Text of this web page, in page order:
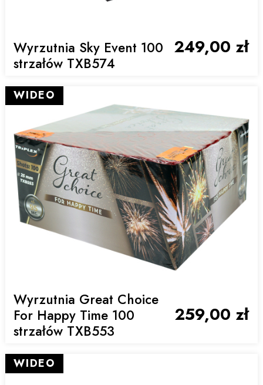
Wyrzutnia Sky Event 100
strzałów TXB574
249,00 zł
Wyrzutnia Great Choice
For Happy Time 100
strzałów TXB553
259,00 zł
WIDEO
WIDEO